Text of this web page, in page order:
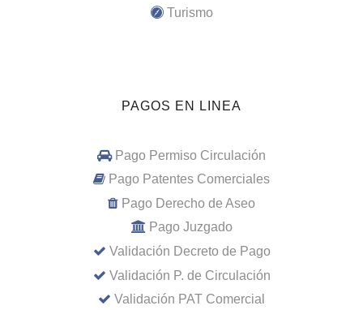
Turismo
PAGOS EN LINEA
Pago Permiso Circulación
Pago Patentes Comerciales
Pago Derecho de Aseo
Pago Juzgado
Validación Decreto de Pago
Validación P. de Circulación
Validación PAT Comercial